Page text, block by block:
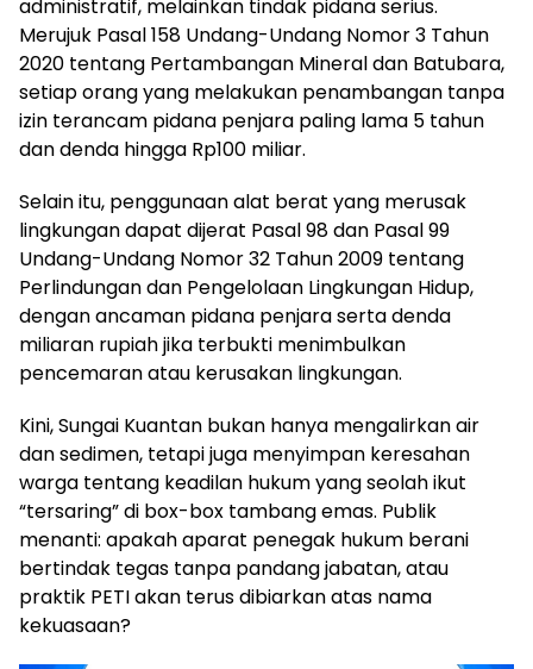
administratif, melainkan tindak pidana serius.
Merujuk Pasal 158 Undang-Undang Nomor 3 Tahun
2020 tentang Pertambangan Mineral dan Batubara,
setiap orang yang melakukan penambangan tanpa
izin terancam pidana penjara paling lama 5 tahun
dan denda hingga Rp100 miliar.
Selain itu, penggunaan alat berat yang merusak
lingkungan dapat dijerat Pasal 98 dan Pasal 99
Undang-Undang Nomor 32 Tahun 2009 tentang
Perlindungan dan Pengelolaan Lingkungan Hidup,
dengan ancaman pidana penjara serta denda
miliaran rupiah jika terbukti menimbulkan
pencemaran atau kerusakan lingkungan.
Kini, Sungai Kuantan bukan hanya mengalirkan air
dan sedimen, tetapi juga menyimpan keresahan
warga tentang keadilan hukum yang seolah ikut
“tersaring” di box-box tambang emas. Publik
menanti: apakah aparat penegak hukum berani
bertindak tegas tanpa pandang jabatan, atau
praktik PETI akan terus dibiarkan atas nama
kekuasaan?